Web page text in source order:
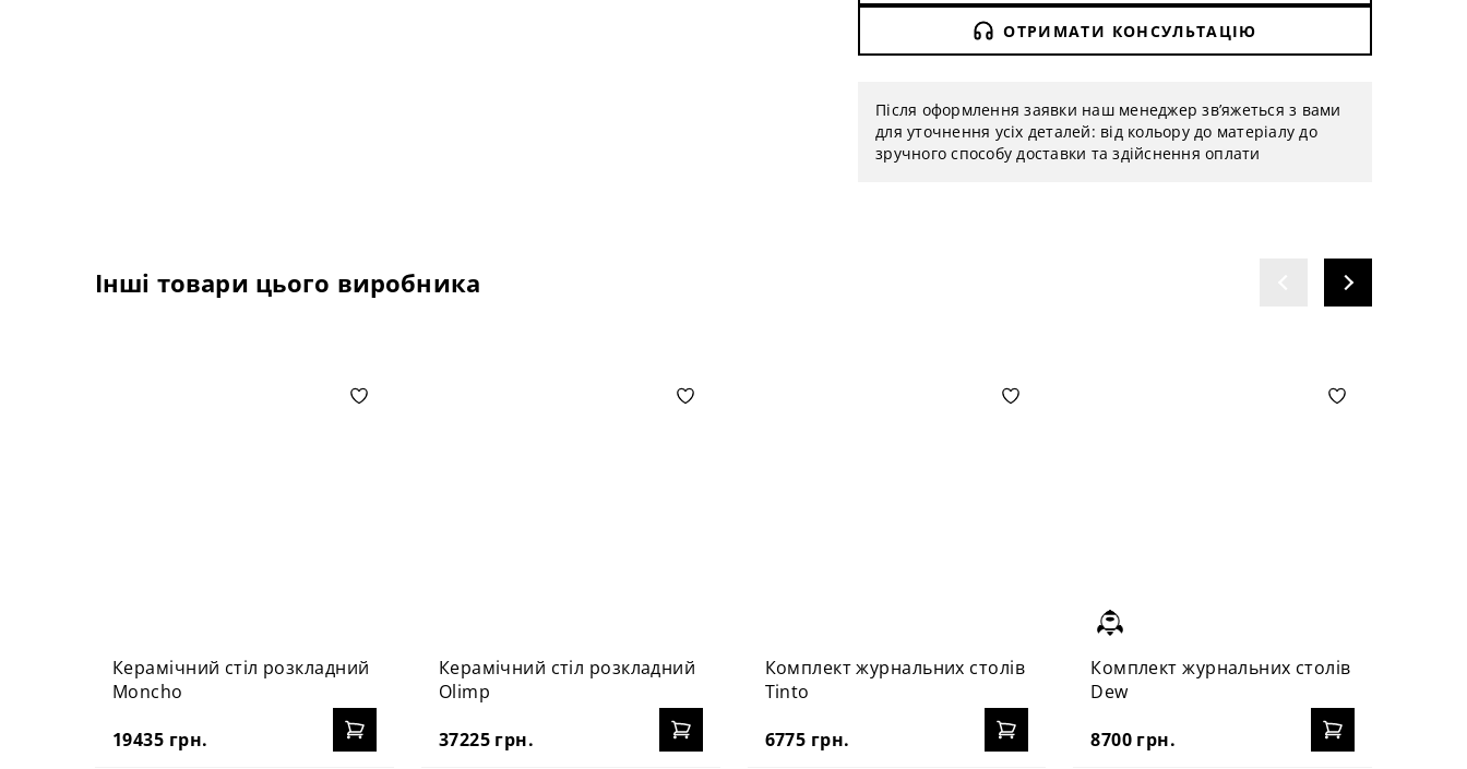
ОТРИМАТИ КОНСУЛЬТАЦІЮ
Після оформлення заявки наш менеджер зв’яжеться з вами
для уточнення усіх деталей: від кольору до матеріалу до
зручного способу доставки та здійснення оплати
Інші товари цього виробника
Керамічний стіл розкладний
Moncho
19435 грн.
Керамічний стіл розкладний
Olimp
37225 грн.
Комплект журнальних столів
Tinto
6775 грн.
Комплект журнальних столів
Dew
8700 грн.